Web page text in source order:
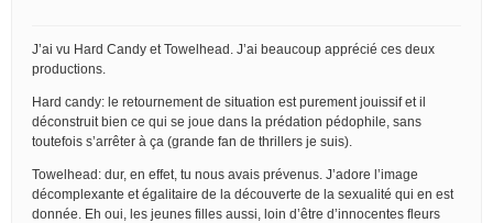
J’ai vu Hard Candy et Towelhead. J’ai beaucoup apprécié ces deux
productions.
Hard candy: le retournement de situation est purement jouissif et il
déconstruit bien ce qui se joue dans la prédation pédophile, sans
toutefois s’arrêter à ça (grande fan de thrillers je suis).
Towelhead: dur, en effet, tu nous avais prévenus. J’adore l’image
décomplexante et égalitaire de la découverte de la sexualité qui en est
donnée. Eh oui, les jeunes filles aussi, loin d’être d’innocentes fleurs